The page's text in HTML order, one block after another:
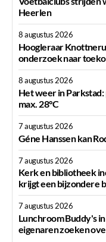
Heerlen
8 augustus 2026
Hoogleraar
onderzoek naar
8 augustus 2026
Het weer in
max. 28°C
7 augustus 2026
Géne Hanssen kan
7 augustus 2026
Kerk en bibliotheek
krijgt een bijzondere
7 augustus 2026
Lunchroom Buddy's
eigenaren zoeken